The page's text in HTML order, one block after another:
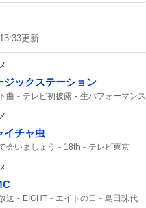
13:33更新
ジックステーション
曲 テレビ初披露
生パフォーマンス
定
イチャ虫
会いましょう 18th
テレビ東京
送 EIGHT エイトの日
島田珠代